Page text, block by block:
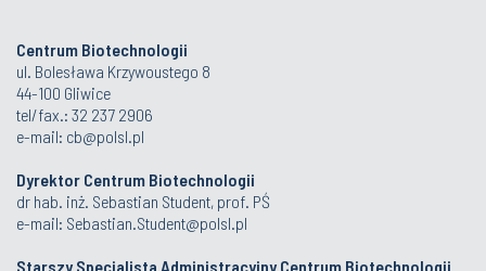
Centrum Biotechnologii
ul. Bolesława Krzywoustego 8
44-100 Gliwice
tel/fax.: 32 237 2906
e-mail: cb@polsl.pl
Dyrektor Centrum Biotechnologii
dr hab. inż. Sebastian Student, prof. PŚ
e-mail: Sebastian.Student@polsl.pl
Starszy Specjalista Administracyjny Centrum Biotechnologii